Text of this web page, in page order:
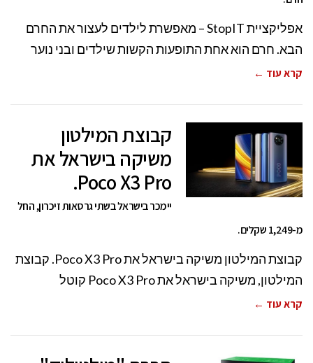
אפליקציית StopIT – מאפשרת לילדים לעצור את החרם
הבא. חרם הוא אחת התופעות הקשות שילדים ובני נוער
קרא עוד ←
קבוצת המילטון
משיקה בישראל את
Poco X3 Pro.
יימכר בישראל בשתי גרסאות זיכרון, החל
מ-1,249 שקלים.
קבוצת המילטון משיקה בישראל את Poco X3 Pro. קבוצת
המילטון, משיקה בישראל את Poco X3 Pro קוטל
קרא עוד ←